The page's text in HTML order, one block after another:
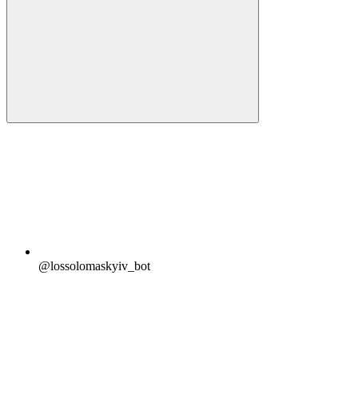
@lossolomaskyiv_bot